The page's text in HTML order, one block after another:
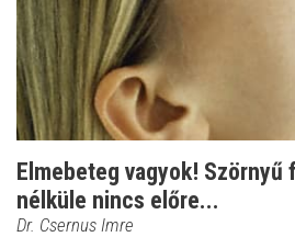
Elmebeteg vagyok! Szörnyű
nélküle nincs előre...
Dr. Csernus Imre